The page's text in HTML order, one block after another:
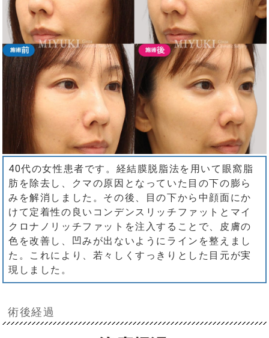
40代の女性患者です。経結膜脱脂法を用いて眼窩脂
肪を除去し、クマの原因となっていた目の下の膨ら
みを解消しました。その後、目の下から中顔面にか
けて定着性の良いコンデンスリッチファットとマイ
クロナノリッチファットを注入することで、皮膚の
色を改善し、凹みが出ないようにラインを整えまし
た。これにより、若々しくすっきりとした目元が実
現しました。
術後経過